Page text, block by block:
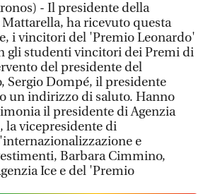
- Il presidente della
ha ricevuto questa
i vincitori del 'Premio Leonardo'
gli studenti vincitori dei Premi di
del presidente del
Sergio Dompé, il presidente
un indirizzo di saluto. Hanno
il presidente di Agenzia
la vicepresidente di
e
Barbara Cimmino,
Ice e del 'Premio